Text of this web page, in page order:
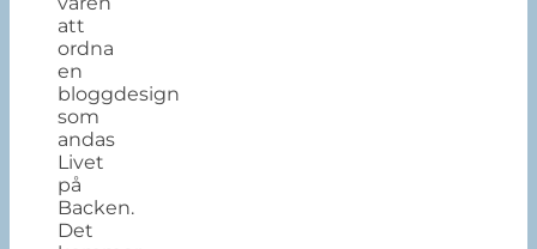
att
ordna
en
bloggdesign
som
andas
Livet
på
Backen.
Det